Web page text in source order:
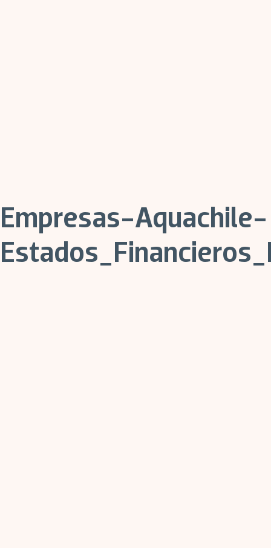
Empresas-Aquachile-